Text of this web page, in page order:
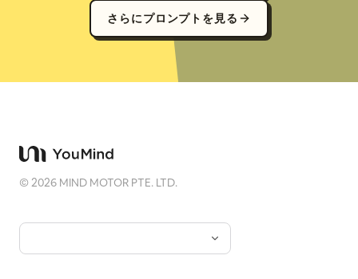
さらにプロンプトを見る
©2026 MIND MOTOR PTE. LTD.